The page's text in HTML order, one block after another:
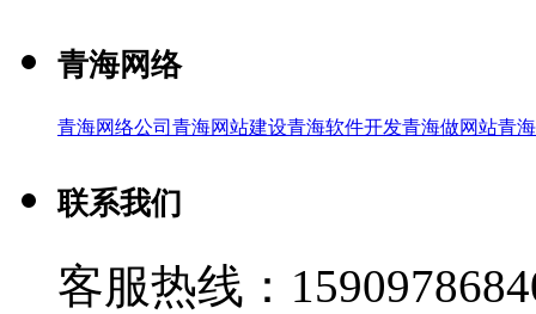
青海网络
青海网络公司 青海网站建设青海软件开发青海做网站青
联系我们
客服热线：